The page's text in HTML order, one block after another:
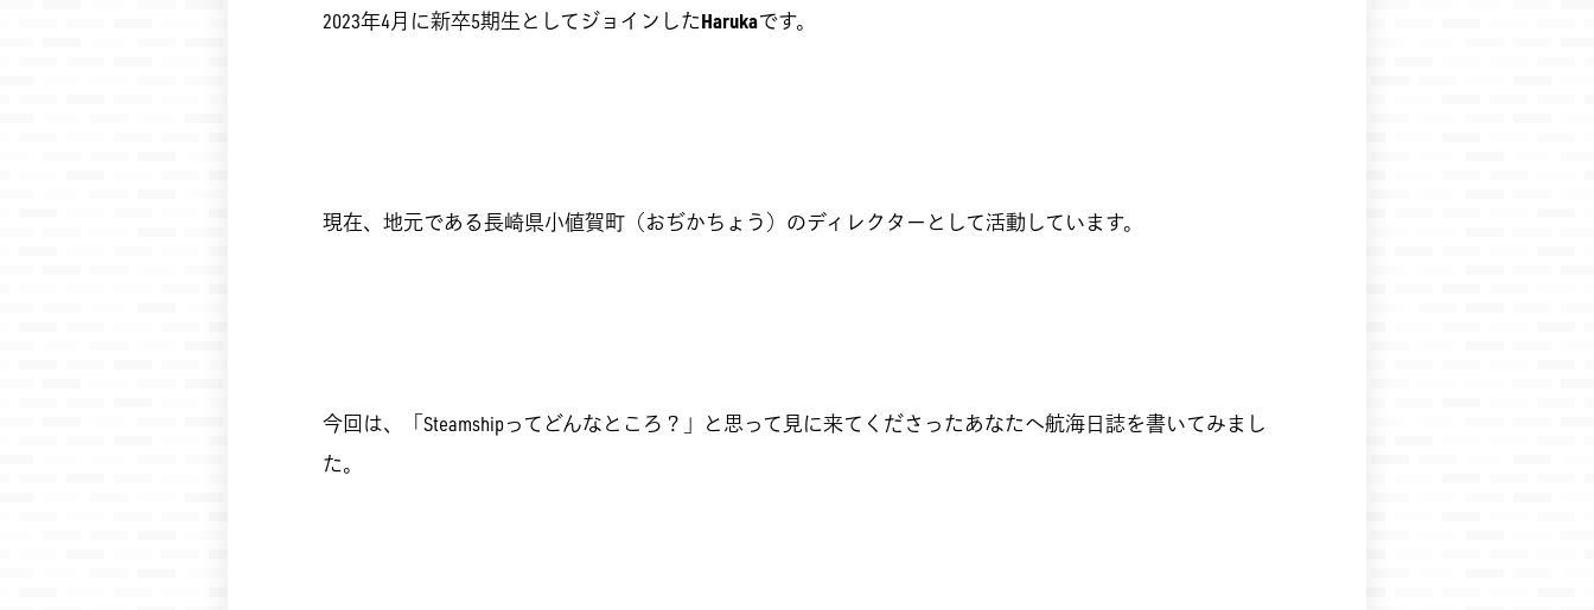
2023年4月に新卒5期生としてジョインしたHarukaです。
現在、地元である長崎県小値賀町（おぢかちょう）のディレクターとして活動しています。
今回は、「Steamshipってどんなところ？」と思って見に来てくださったあなたへ航海日誌を書いてみまし
た。